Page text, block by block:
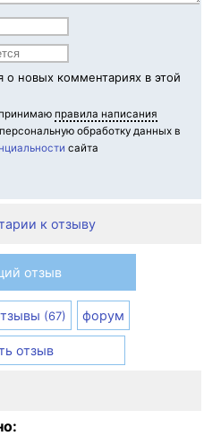
новых комментариях в этой
правила написания
обработку данных в
сайта
к отзыву
отзыв
(67) форум
отзыв